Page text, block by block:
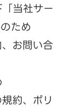
当社サー
ため
お問い合
約、ポリ